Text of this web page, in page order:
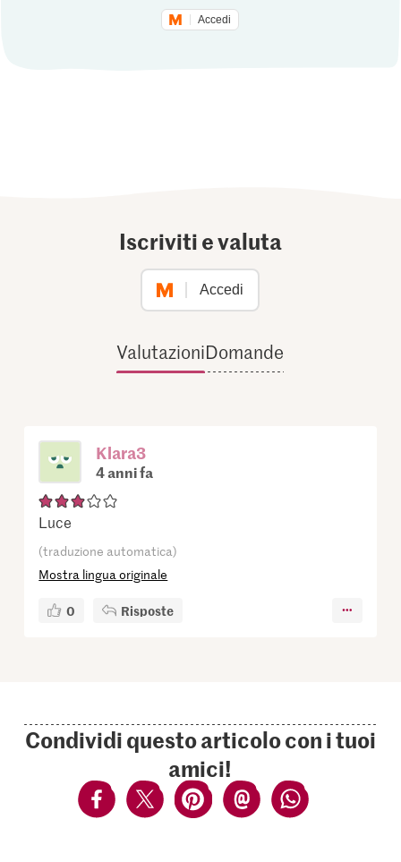
Accedi
Iscriviti e valuta
Accedi
ValutazioniDomande
Klara3
4 anni fa
Luce
(traduzione automatica)
Mostra lingua originale
0 Risposte
Condividi questo articolo con i tuoi
amici!